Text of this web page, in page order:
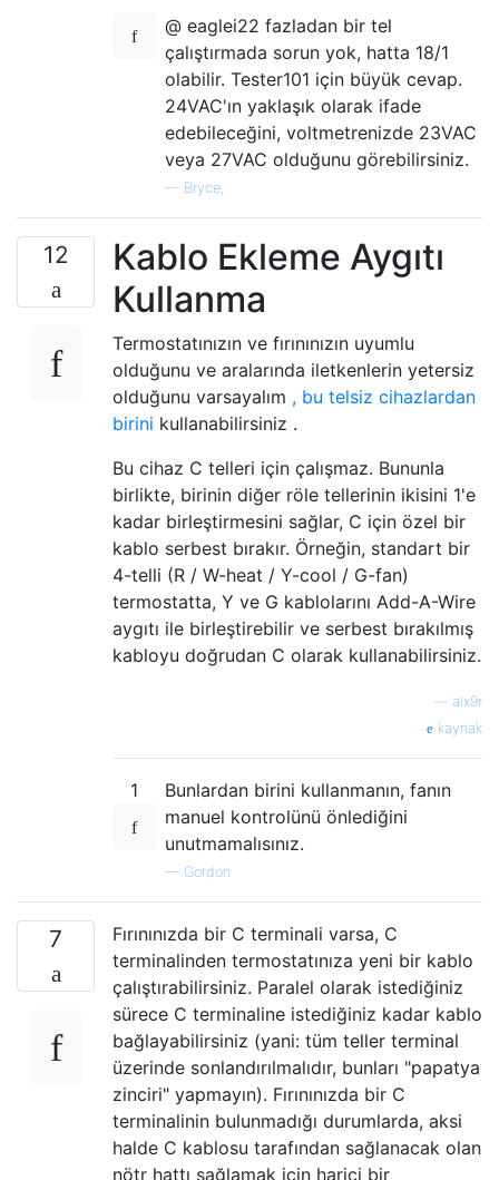
@ eaglei22 fazladan bir tel
çalıştırmada sorun yok, hatta 18/1
olabilir. Tester101 için büyük cevap.
24VAC'ın yaklaşık olarak ifade
edebileceğini, voltmetrenizde 23VAC
veya 27VAC olduğunu görebilirsiniz.
— Bryce,
12
Kablo Ekleme Aygıtı
Kullanma
Termostatınızın ve fırınınızın uyumlu
olduğunu ve aralarında iletkenlerin yetersiz
olduğunu varsayalım , bu telsiz cihazlardan
birini kullanabilirsiniz .
Bu cihaz C telleri için çalışmaz. Bununla
birlikte, birinin diğer röle tellerinin ikisini 1'e
kadar birleştirmesini sağlar, C için özel bir
kablo serbest bırakır. Örneğin, standart bir
4-telli (R / W-heat / Y-cool / G-fan)
termostatta, Y ve G kablolarını Add-A-Wire
aygıtı ile birleştirebilir ve serbest bırakılmış
kabloyu doğrudan C olarak kullanabilirsiniz.
alx9r
kaynak
1
Bunlardan birini kullanmanın, fanın
manuel kontrolünü önlediğini
unutmamalısınız.
— Gordon
7
Fırınınızda bir C terminali varsa, C
terminalinden termostatınıza yeni bir kablo
çalıştırabilirsiniz. Paralel olarak istediğiniz
sürece C terminaline istediğiniz kadar kablo
bağlayabilirsiniz (yani: tüm teller terminal
üzerinde sonlandırılmalıdır, bunları "papatya
zinciri" yapmayın). Fırınınızda bir C
terminalinin bulunmadığı durumlarda, aksi
halde C kablosu tarafından sağlanacak olan
nötr hattı sağlamak için harici bir